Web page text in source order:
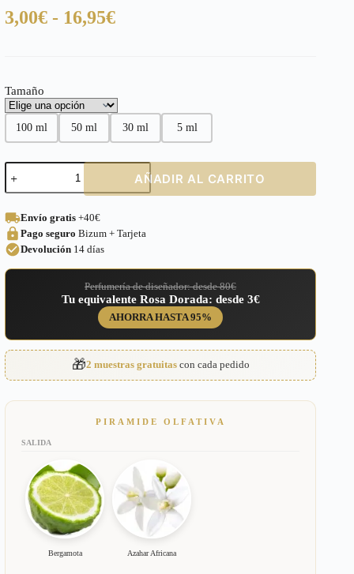
3,00€ - 16,95€Rango
3,00€
hasta
16,95€
Tamaño
100 ml 50 ml 30 ml 5 ml
Perfume
equivalente
a
Saab
le
Parfum
Mujer
AÑADIR AL CARRITO
Envío gratis +40€
Pago seguro Bizum + Tarjeta
Devolución 14 días
Perfumería de diseñador: desde 80€
Tu equivalente Rosa Dorada: desde 3€
AHORRA HASTA 95%
🎁2 muestras gratuitascon cada pedido
PIRAMIDE OLFATIVA
SALIDA
Bergamota Azahar Africana